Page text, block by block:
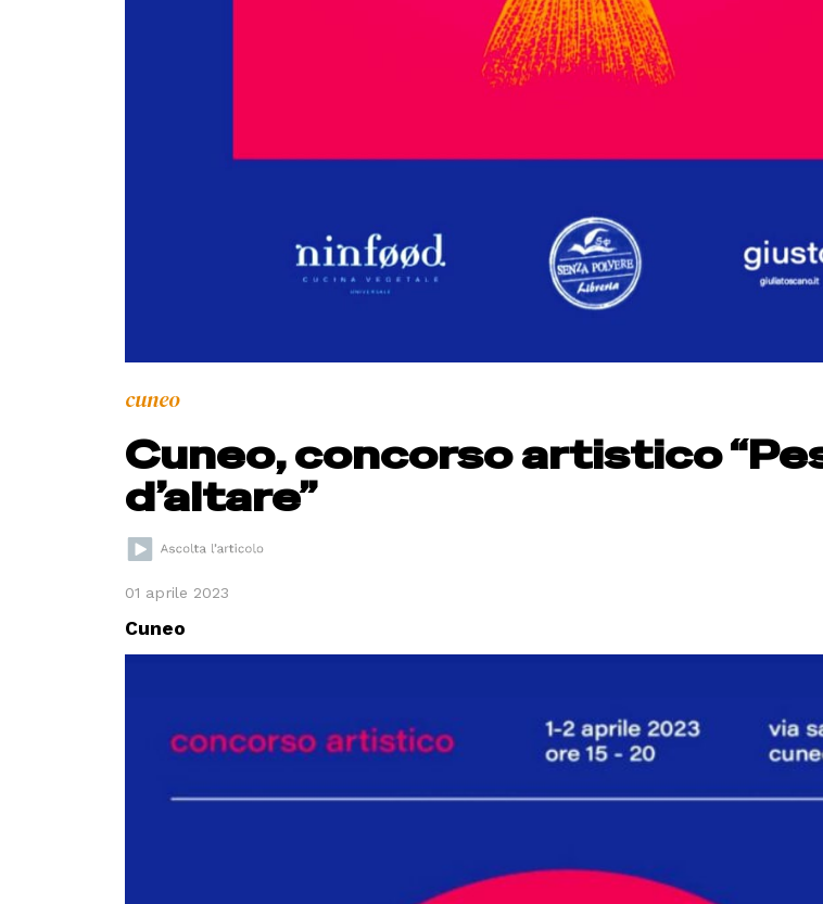
cuneo
Cuneo, concorso artistico
d’altare”
01 aprile 2023
Cuneo